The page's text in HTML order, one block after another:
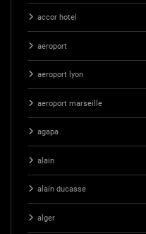
accor hotel
aeroport
aeroport lyon
aeroport marseille
agapa
alain
alain ducasse
alger